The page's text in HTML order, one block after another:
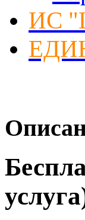
ИС